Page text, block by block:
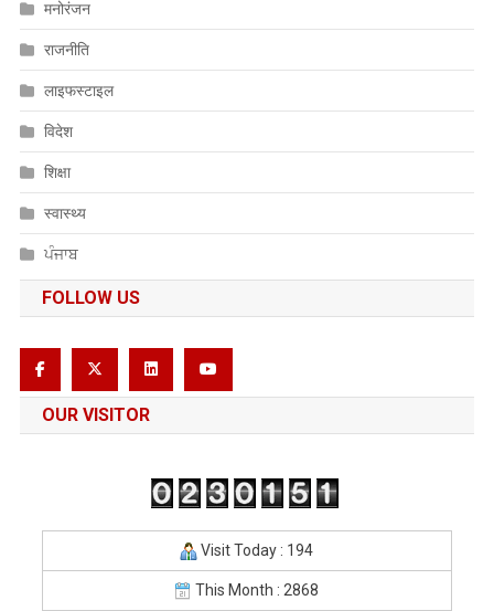
मनोरंजन
राजनीति
लाइफस्टाइल
विदेश
शिक्षा
स्वास्थ्य
ਪੰਜਾਬ
FOLLOW US
OUR VISITOR
Visit Today : 194
This Month : 2868